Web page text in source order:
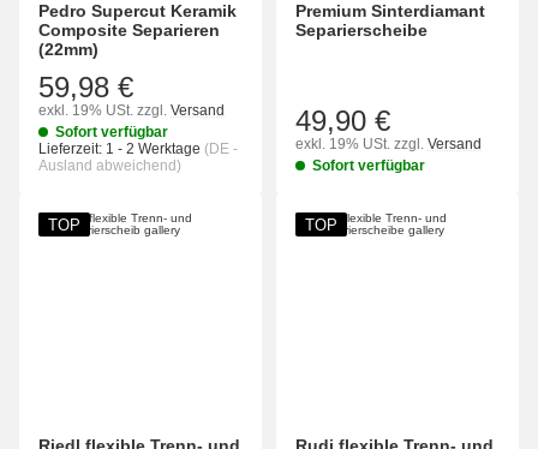
Pedro Supercut Keramik
Composite Separieren
(22mm)
59,98 €
exkl. 19% USt. zzgl. Versand
Sofort verfügbar
Lieferzeit: 1 - 2 Werktage (DE -
Ausland abweichend)
Premium Sinterdiamant
Separierscheibe
49,90 €
exkl. 19% USt. zzgl. Versand
Sofort verfügbar
TOP TOP